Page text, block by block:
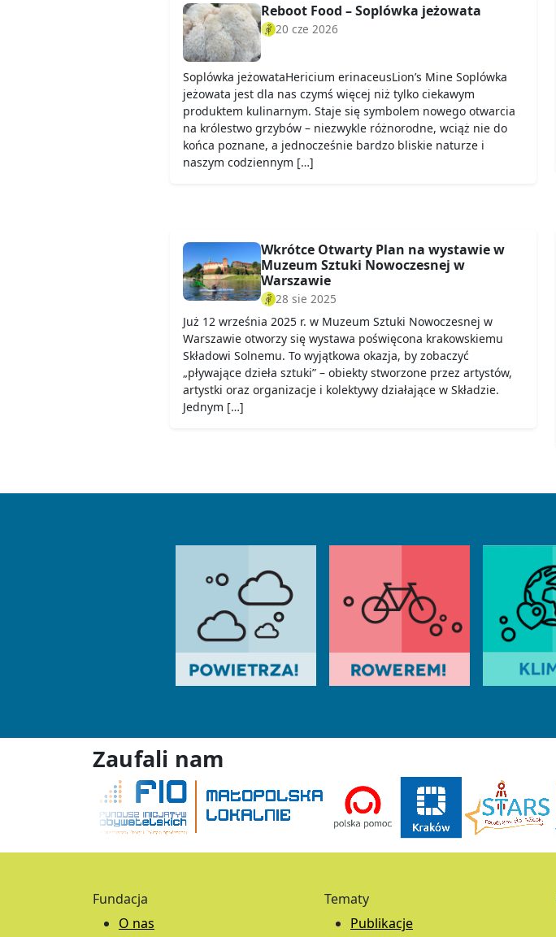
Reboot Food – Soplówka jeżowata
20 cze 2026
Soplówka jeżowataHericium erinaceusLion’s Mine Soplówka
jeżowata jest dla nas czymś więcej niż tylko ciekawym
produktem kulinarnym. Staje się symbolem nowego otwarcia
na królestwo grzybów – niezwykle różnorodne, wciąż nie do
końca poznane, a jednocześnie bardzo bliskie naturze i
naszym codziennym […]
Wkrótce Otwarty Plan na wystawie w
Muzeum Sztuki Nowoczesnej w
Warszawie
28 sie 2025
Już 12 września 2025 r. w Muzeum Sztuki Nowoczesnej w
Warszawie otworzy się wystawa poświęcona krakowskiemu
Składowi Solnemu. To wyjątkowa okazja, by zobaczyć
„pływające dzieła sztuki” – obiekty stworzone przez artystów,
artystki oraz organizacje i kolektywy działające w Składzie.
Jednym […]
Zaufali nam
Fundacja
O nas
Tematy
Publikacje